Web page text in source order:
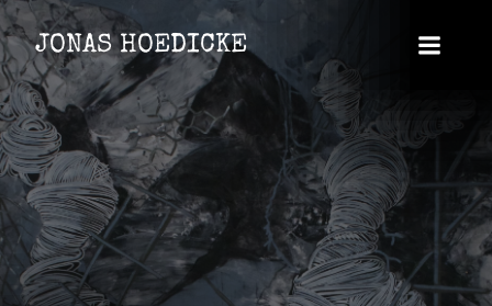
Inhalt
springen
JONAS HOEDICKE